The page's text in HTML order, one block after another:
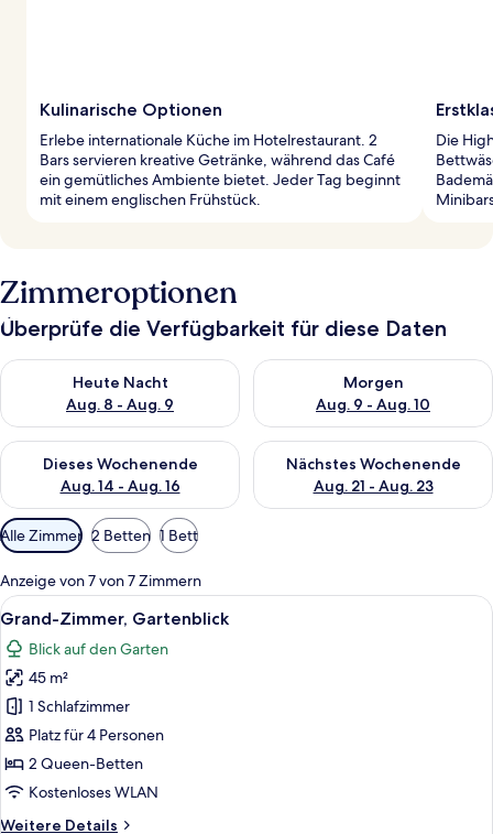
Kulinarische Optionen
Erlebe internationale Küche im Hotelrestaurant. 2
Bars servieren kreative Getränke, während das Café
ein gemütliches Ambiente bietet. Jeder Tag beginnt
mit einem englischen Frühstück.
Die
Zimmeroptionen
Überprüfe die Verfügbarkeit für diese Daten
Heute Nacht
Aug. 8 - Aug. 9
Überprüfe die Verfügbarkeit für heute Nacht, Aug. 8 - Aug. 9.
Morgen
Aug. 9 - Aug. 10
Überprüfe die Verfügbarkeit
Dieses Wochenende
Aug. 14 - Aug. 16
Überprüfe die Verfügbarkeit für dieses Wochenende, Aug. 14
Nächstes Wochenende
Aug. 21 - Aug. 23
Überprüfe die Verfügbarkeit
Verfügbare
Filter
für
Zimmer
Alle Zimmer 2 Betten 1 Bett
Anzeige von 7 von 7 Zimmern
Alle
Fotos
für
Grand-
Zimmer,
Gartenblick
anzeigen
Ein modernes Hotelzimmer mit
6
Grand-Zimmer, Gartenblick
Blick auf den Garten
45 m²
1 Schlafzimmer
Platz für 4 Personen
2 Queen-Betten
Kostenloses WLAN
Weitere Details
Weitere